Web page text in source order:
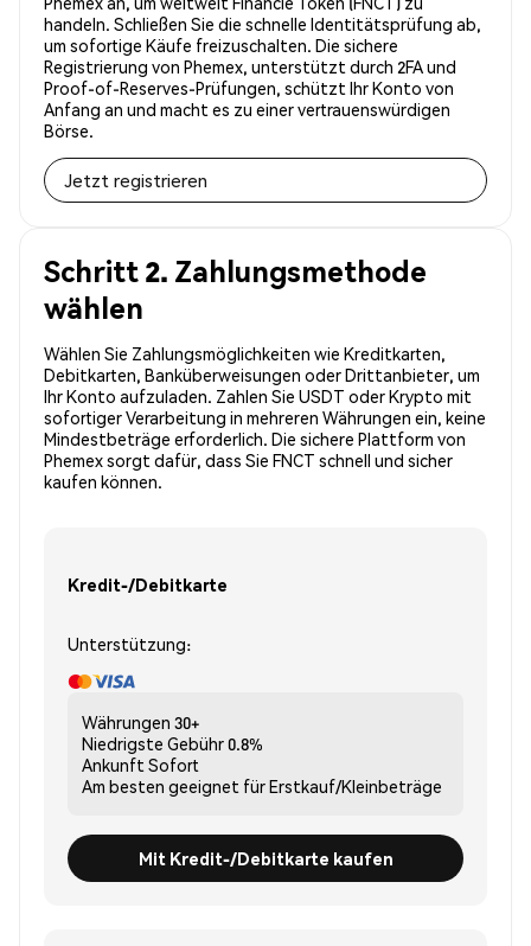
handeln. Schließen Sie die schnelle Identitätsprüfung ab,
um sofortige Käufe freizuschalten. Die sichere
Registrierung von Phemex, unterstützt durch 2FA und
Proof-of-Reserves-Prüfungen, schützt Ihr Konto von
Anfang an und macht es zu einer vertrauenswürdigen
Börse.
Jetzt registrieren
Schritt 2. Zahlungsmethode
wählen
Wählen Sie Zahlungsmöglichkeiten wie Kreditkarten,
Debitkarten, Banküberweisungen oder Drittanbieter, um
Ihr Konto aufzuladen. Zahlen Sie USDT oder Krypto mit
sofortiger Verarbeitung in mehreren Währungen ein, keine
Mindestbeträge erforderlich. Die sichere Plattform von
Phemex sorgt dafür, dass Sie FNCT schnell und sicher
kaufen können.
Kredit-/Debitkarte
Unterstützung:
Währungen 30+
Niedrigste Gebühr0.8%
Ankunft Sofort
Am besten geeignet fürErstkauf/Kleinbeträge
Mit Kredit-/Debitkarte kaufen